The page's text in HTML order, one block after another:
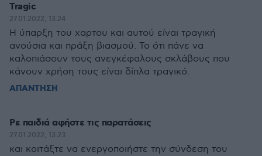
Tragic
27.01.2022, 13:24
Η ύπαρξη του χαρτου και αυτού είναι τραγική
ανούσια και πράξη βιασμού. Το ότι πάνε να
καλοπιάσουν τους ανεγκέφαλους σκλάβους που
κάνουν χρήση τους είναι δίπλα τραγικό.
ΑΠΑΝΤΗΣΗ
Ρε παιδιά αφήστε τις παρατάσεις
27.01.2022, 13:23
και κοιτάξτε να ενεργοποιήστε την σύνδεση του